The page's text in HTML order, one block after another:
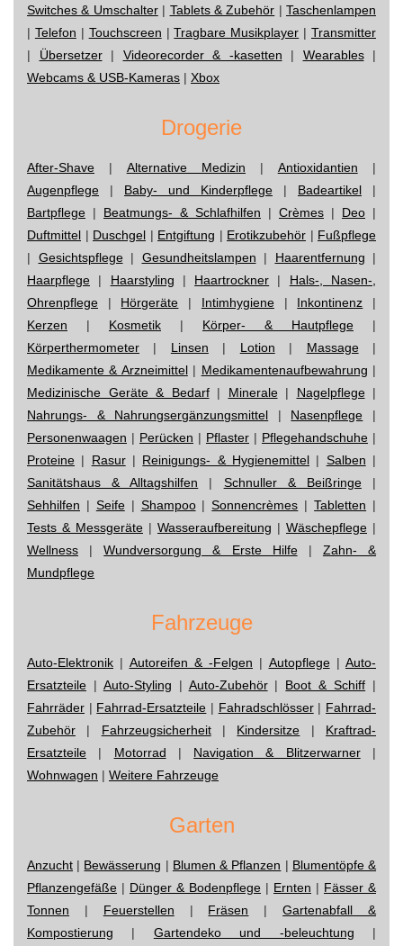
Switches & Umschalter| Tablets & Zubehör | Taschenlampen
| Telefon | Touchscreen |Tragbare Musikplayer | Transmitter
| Übersetzer| Videorecorder & -kasetten | Wearables|
Webcams & USB-Kameras | Xbox
Drogerie
After-Shave | Alternative Medizin | Antioxidantien |
Augenpflege | Baby- und Kinderpflege | Badeartikel |
Bartpflege | Beatmungs- & Schlafhilfen | Crèmes | Deo |
Duftmittel | Duschgel | Entgiftung | Erotikzubehör | Fußpflege
| Gesichtspflege| Gesundheitslampen | Haarentfernung |
Haarpflege | Haarstyling | Haartrockner | Hals-, Nasen-,
Ohrenpflege | Hörgeräte | Intimhygiene| Inkontinenz |
Kerzen | Kosmetik | Körper- & Hautpflege |
Körperthermometer | Linsen | Lotion | Massage|
Medikamente & Arzneimittel| Medikamentenaufbewahrung |
Medizinische Geräte & Bedarf| Minerale| Nagelpflege|
Nahrungs- & Nahrungsergänzungsmittel | Nasenpflege |
Personenwaagen | Perücken | Pflaster | Pflegehandschuhe |
Proteine | Rasur| Reinigungs- & Hygienemittel | Salben |
Sanitätshaus & Alltagshilfen | Schnuller & Beißringe|
Sehhilfen | Seife| Shampoo|Sonnencrèmes |Tabletten |
Tests & Messgeräte | Wasseraufbereitung | Wäschepflege |
Wellness |Wundversorgung & Erste Hilfe| Zahn- &
Mundpflege
Fahrzeuge
Auto-Elektronik | Autoreifen & -Felgen | Autopflege| Auto-
Ersatzteile | Auto-Styling | Auto-Zubehör| Boot & Schiff |
Fahrräder | Fahrrad-Ersatzteile | Fahradschlösser| Fahrrad-
Zubehör | Fahrzeugsicherheit| Kindersitze | Kraftrad-
Ersatzteile | Motorrad | Navigation & Blitzerwarner|
Wohnwagen | Weitere Fahrzeuge
Garten
Anzucht | Bewässerung | Blumen & Pflanzen | Blumentöpfe &
Pflanzengefäße | Dünger & Bodenpflege | Ernten | Fässer &
Tonnen | Feuerstellen | Fräsen |Gartenabfall &
Kompostierung | Gartendeko und -beleuchtung |